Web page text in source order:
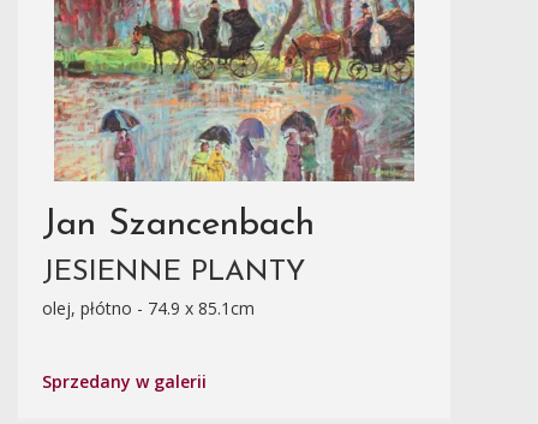
Jan Szancenbach
JESIENNE PLANTY
olej, płótno - 74.9 x 85.1cm
Sprzedany w galerii